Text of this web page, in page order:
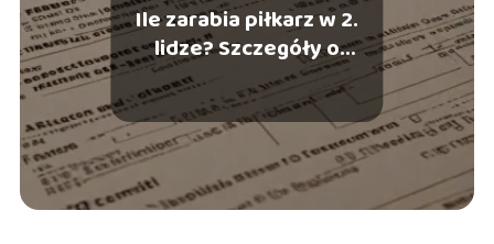
Ile zarabia piłkarz w 2.
lidze? Szczegóły o
zarobkach zawodników